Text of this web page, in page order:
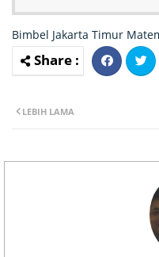
Bimbel Jakarta Timur
LEBIH LAMA